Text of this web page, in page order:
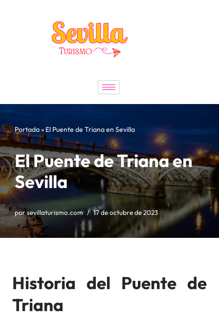
Portada» El Puente de Triana en Sevilla
El Puente de Triana en
Sevilla
porsevillaturismo.com 17 de octubre de 2023
Historia del Puente de
Triana